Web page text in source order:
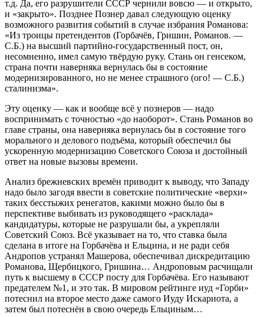
т.д. Да, его разрушители СССР чернили вовсю — и открыто,
и «закрыто». Позднее Познер давал следующую оценку
возможного развития событий в случае избрания Романова:
«Из троицы претендентов (Горбачёв, Гришин, Романов. —
С.Б.) на высший партийно-государственный пост, он,
несомненно, имел самую твёрдую руку. Стань он генсеком,
страна почти наверняка вернулась бы в состояние
модернизированного, но не менее страшного (ого! — С.Б.)
сталинизма».
Эту оценку — как и вообще всё у познеров — надо
воспринимать с точностью «до наоборот». Стань Романов во
главе страны, она наверняка вернулась бы в состояние того
морального и делового подъёма, который обеспечил бы
ускоренную модернизацию Советского Союза и достойный
ответ на новые вызовы времени.
Анализ брежневских времён приводит к выводу, что Западу
надо было загодя ввести в советские политические «верхи»
таких бесстыжих ренегатов, какими можно было бы в
перспективе выбивать из руководящего «расклада»
кандидатуры, которые не разрушали бы, а укрепляли
Советский Союз. Всё указывает на то, что ставка была
сделана в итоге на Горбачёва и Ельцина, и не ради себя
Андропов устранял Машерова, обеспечивал дискредитацию
Романова, Щербицкого, Гришина… Андроповым расчищали
путь к высшему в СССР посту для Горбачёва. Его называют
предателем №1, и это так. В мировом рейтинге иуд «Горби»
потеснил на второе место даже самого Иуду Искариота, а
затем был потеснён в свою очередь Ельциным…